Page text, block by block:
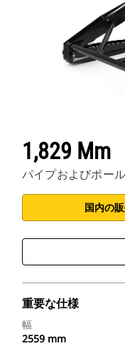
1,829 Mm
パイプおよびポー
国内の
重要な仕様
幅
2559 mm